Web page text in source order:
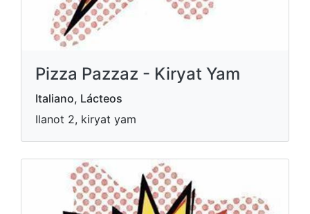
Pizza Pazzaz - Kiryat Yam
Italiano, Lácteos
Ilanot 2, kiryat yam